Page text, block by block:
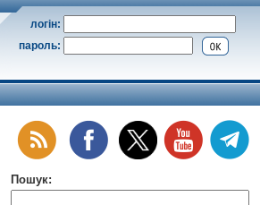
логін:
пароль:
Пошук: